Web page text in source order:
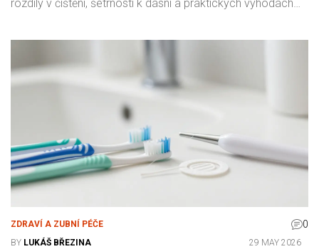
rozdíly v čištění, šetrnosti k dásni a praktických výhodách
ZDRAVÍ A ZUBNÍ PÉČE 0
BY LUKÁŠ BŘEZINA 29 MAY 2026